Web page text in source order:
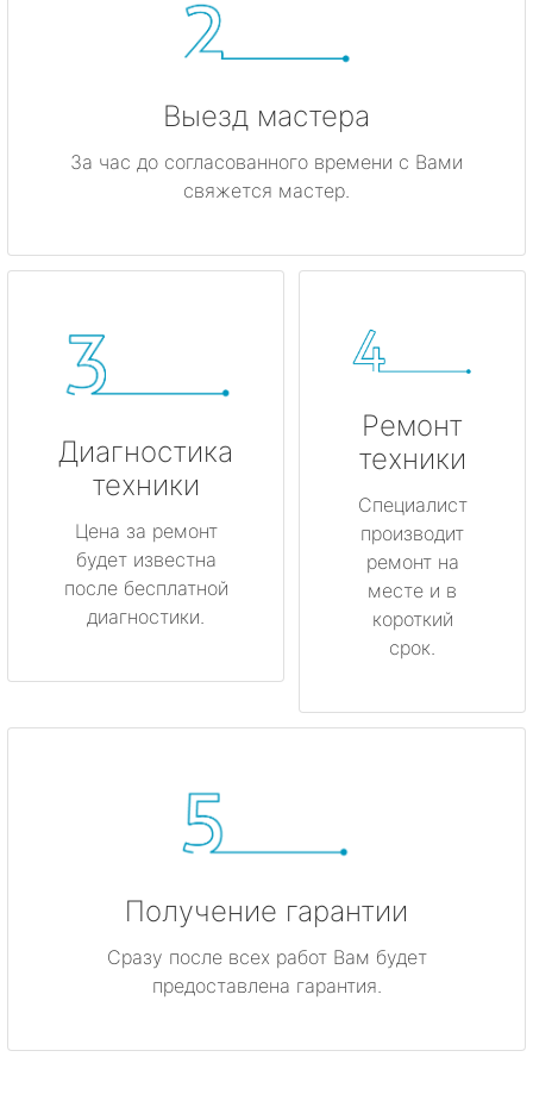
Выезд мастера
За час до согласованного времени с Вами
свяжется мастер.
Диагностика
техники
Цена за ремонт
будет известна
после бесплатной
диагностики.
Ремонт
техники
Специалист
производит
ремонт на
месте и в
короткий
срок.
Получение гарантии
Сразу после всех работ Вам будет
предоставлена гарантия.